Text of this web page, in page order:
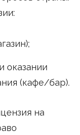
оказании
(кафе/бар).
на